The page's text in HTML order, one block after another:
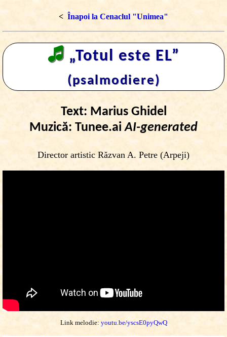
< Înapoi la Cenaclul "Unimea"
🎜 „Totul este EL”
(psalmodiere)
Text: Marius Ghidel
Muzică: Tunee.aiAI-generated
Director artistic Răzvan A. Petre (Arpeji)
Link melodie: youtu.be/yscsE0pyQwQ